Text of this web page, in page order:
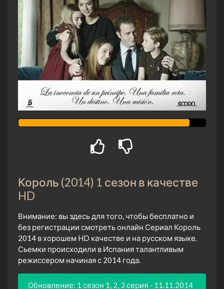
Король (2014) 1 сезон в качестве
HD
Внимание: вы здесь для того, чтобы бесплатно и
без регистрации смотреть онлайн Сериал Король
2014 в хорошем HD качестве и на русском языке.
Сьемки происходили в Испания талантливым
режиссером начиная с 2014 года.
Обновление: 1 сезон 1, 2, 3 серия - 11.11.2014